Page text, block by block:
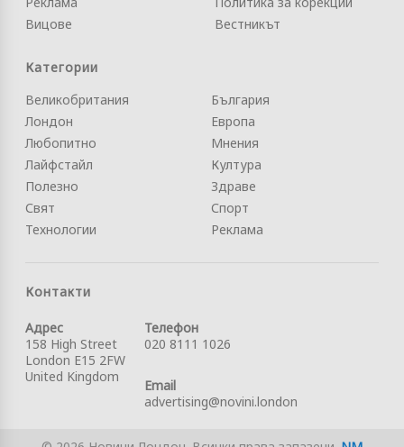
Вицове
Вестникът
Категории
Великобритания
Лондон
Любопитно
Лайфстайл
Полезно
Свят
Технологии
България
Европа
Мнения
Култура
Здраве
Спорт
Реклама
Контакти
Адрес
158 High Street
London E15 2FW
United Kingdom
Телефон
020 8111 1026
Email
advertising@novini.london